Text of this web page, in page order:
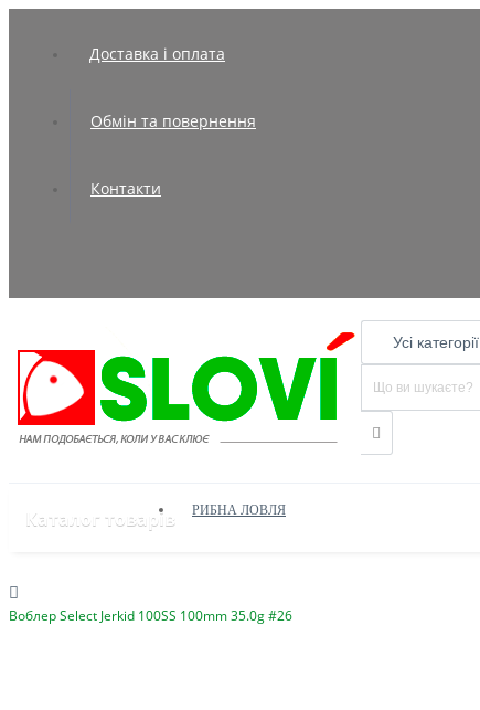
Доставка і оплата
Обмін та повернення
Контакти
Усі категорії
Каталог товарів РИБНА ЛОВЛЯ
Воблер Select Jerkid 100SS 100mm 35.0g #26